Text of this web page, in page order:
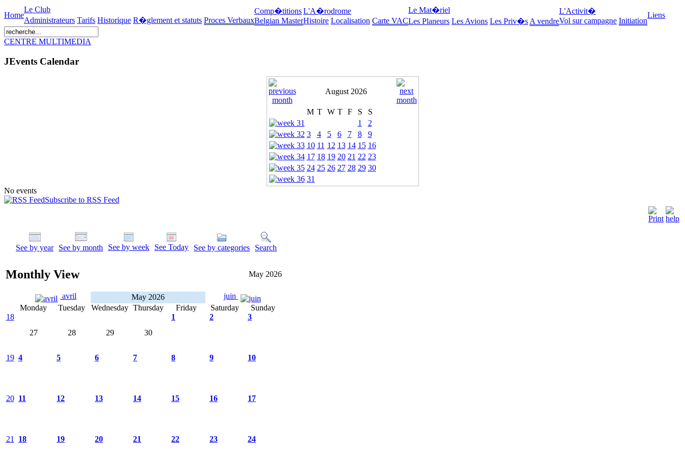
Home
Le Club
Administrateurs Tarifs Historique R�glement et statuts Proces Verbaux
Comp�titions
Belgian Master
L'A�rodrome
Histoire Localisation Carte VAC
Le Mat�riel
Les Planeurs Les Avions Les Priv�s A vendre
L'Activit�
Vol sur campagne Initiation
Liens
CENTRE MULTIMEDIA
JEvents Calendar
August 2026
M T W T F S
S
1
2
3
4 5 6 7 8
9
10 11 12 13 14 15 16
17 18 19 20 21 22 23
24 25 26 27 28 29 30
31
No events
Subscribe to RSS Feed
See by year See by month See by week See Today See by categories Search
Monthly View May 2026
avril May 2026
juin
Monday
Tuesday Wednesday Thursday Friday Saturday
Sunday
18
27
28 29 30
1 2 3
19 4 5 6 7 8 9 10
20 11 12 13 14 15 16 17
21 18 19 20 21 22 23 24